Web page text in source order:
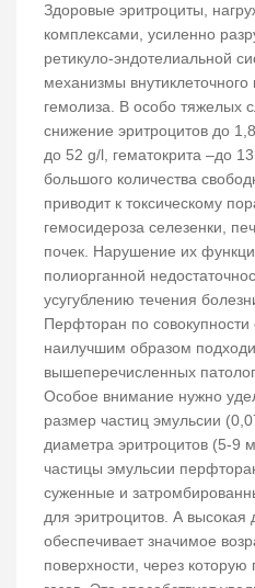
Здоровые эритроциты,
комплексами, усиленно
ретикуло-эндотелиальной
механизмы внутиклеточного
гемолиза. В особо тяжелых
снижение эритроцитов до
до 52 g/l, гематокрита –до
большого количества
приводит к токсическому
гемосидероза селезенки,
почек. Нарушение их
полиорганной
усугублению течения
Перфторан по совокупности
наилучшим образом
вышеперечисленных
Особое внимание нужно
размер частиц эмульсии
диаметра эритроцитов (5-9
частицы эмульсии
суженные и
для эритроцитов. А высокая
обеспечивает значимое
поверхности, через